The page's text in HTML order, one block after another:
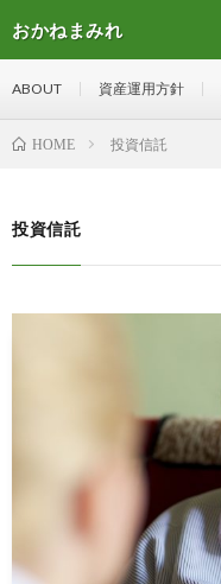
おかねまみれ
ABOUT 資産運用方針
HOME 投資信託
投資信託